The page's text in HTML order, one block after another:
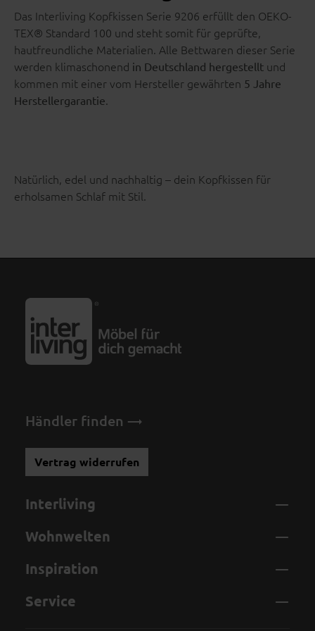
Das Interliving Kopfkissen Serie 9206 erfüllt den OEKO-
TEX® Standard 100 und steht somit für geprüfte,
hautfreundliche Materialien. Alle Bettwaren dieser Serie
werden klimaschonend in Deutschland hergestellt und
kommen mit einer vom Hersteller gewährten 5 Jahre
Herstellergarantie.
Natürlich, edel und nachhaltig – dein Kopfkissen für
erholsamen Schlaf mit Stil.
Händler finden
Vertrag widerrufen
Interliving
Wohnwelten
Inspiration
Service